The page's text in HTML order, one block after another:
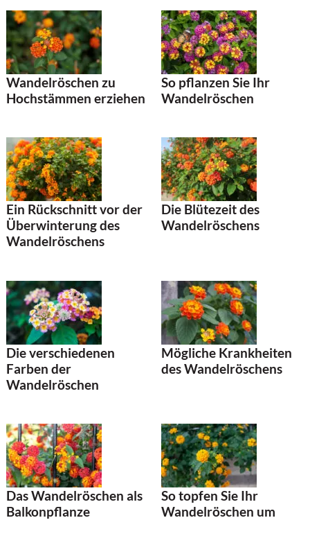
Wandelröschen zu
Hochstämmen erziehen
So pflanzen Sie Ihr
Wandelröschen
Ein Rückschnitt vor der
Überwinterung des
Wandelröschens
Die Blütezeit des
Wandelröschens
Die verschiedenen
Farben der
Wandelröschen
Mögliche Krankheiten
des Wandelröschens
Das Wandelröschen als
Balkonpflanze
So topfen Sie Ihr
Wandelröschen um